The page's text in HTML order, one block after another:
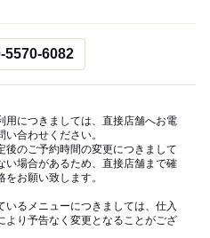
5570-6082
用につきましては、直接店舗へお電
い合わせください。
後のご予約時間の変更につきまして
い場合があるため、直接店舗まで確
をお願い致します。
いるメニューにつきましては、仕入
より予告なく変更となることがござ